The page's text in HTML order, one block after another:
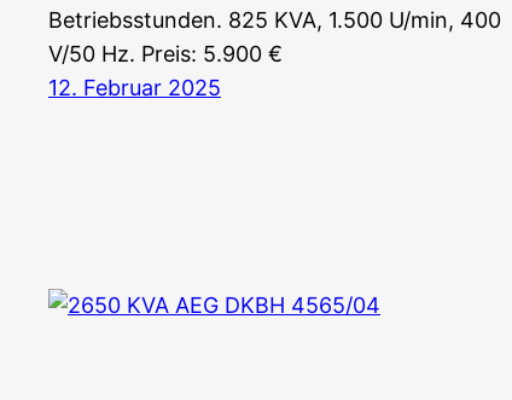
Betriebsstunden. 825 KVA, 1.500 U/min, 400
V/50 Hz. Preis: 5.900 €
12. Februar 2025